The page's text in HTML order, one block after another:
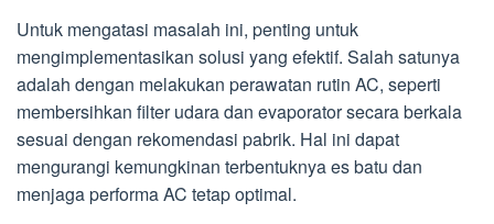
Untuk mengatasi masalah ini, penting untuk
mengimplementasikan solusi yang efektif. Salah satunya
adalah dengan melakukan perawatan rutin AC, seperti
membersihkan filter udara dan evaporator secara berkala
sesuai dengan rekomendasi pabrik. Hal ini dapat
mengurangi kemungkinan terbentuknya es batu dan
menjaga performa AC tetap optimal.